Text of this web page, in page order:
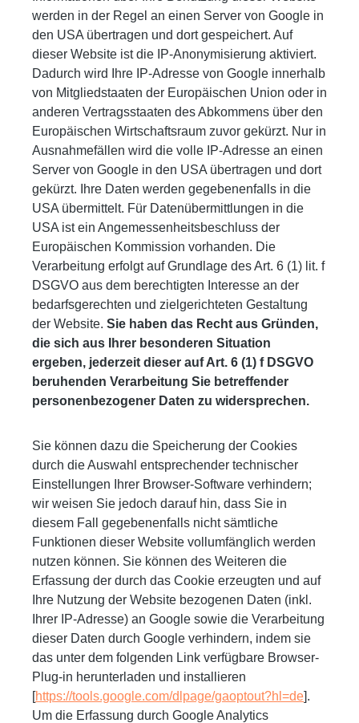
werden in der Regel an einen Server von Google in
den USA übertragen und dort gespeichert. Auf
dieser Website ist die IP-Anonymisierung aktiviert.
Dadurch wird Ihre IP-Adresse von Google innerhalb
von Mitgliedstaaten der Europäischen Union oder in
anderen Vertragsstaaten des Abkommens über den
Europäischen Wirtschaftsraum zuvor gekürzt. Nur in
Ausnahmefällen wird die volle IP-Adresse an einen
Server von Google in den USA übertragen und dort
gekürzt. Ihre Daten werden gegebenenfalls in die
USA übermittelt. Für Datenübermittlungen in die
USA ist ein Angemessenheitsbeschluss der
Europäischen Kommission vorhanden. Die
Verarbeitung erfolgt auf Grundlage des Art. 6 (1) lit. f
DSGVO aus dem berechtigten Interesse an der
bedarfsgerechten und zielgerichteten Gestaltung
der Website. Sie haben das Recht aus Gründen,
die sich aus Ihrer besonderen Situation
ergeben, jederzeit dieser auf Art. 6 (1) f DSGVO
beruhenden Verarbeitung Sie betreffender
personenbezogener Daten zu widersprechen.
Sie können dazu die Speicherung der Cookies
durch die Auswahl entsprechender technischer
Einstellungen Ihrer Browser-Software verhindern;
wir weisen Sie jedoch darauf hin, dass Sie in
diesem Fall gegebenenfalls nicht sämtliche
Funktionen dieser Website vollumfänglich werden
nutzen können. Sie können des Weiteren die
Erfassung der durch das Cookie erzeugten und auf
Ihre Nutzung der Website bezogenen Daten (inkl.
Ihrer IP-Adresse) an Google sowie die Verarbeitung
dieser Daten durch Google verhindern, indem sie
das unter dem folgenden Link verfügbare Browser-
Plug-in herunterladen und installieren
[https://tools.google.com/dlpage/gaoptout?hl=de].
Um die Erfassung durch Google Analytics